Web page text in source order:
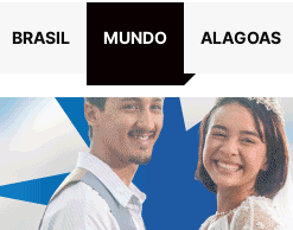
BRASIL MUNDO ALAGOAS